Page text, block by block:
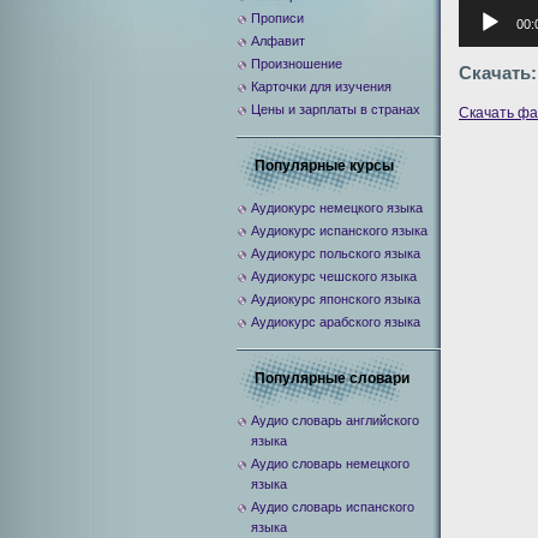
Аудиоплеер
Скачать:
Скачать
Прописи
Алфавит
Произношение
Карточки для изучения
Цены и зарплаты в странах
Популярные курсы
Аудиокурс немецкого языка
Аудиокурс испанского языка
Аудиокурс польского языка
Аудиокурс чешского языка
Аудиокурс японского языка
Аудиокурс арабского языка
Популярные словари
Аудио словарь английского
языка
Аудио словарь немецкого
языка
Аудио словарь испанского
языка